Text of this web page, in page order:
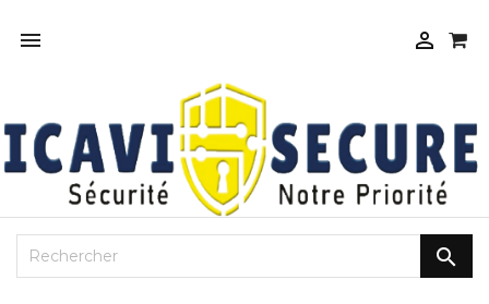
 
